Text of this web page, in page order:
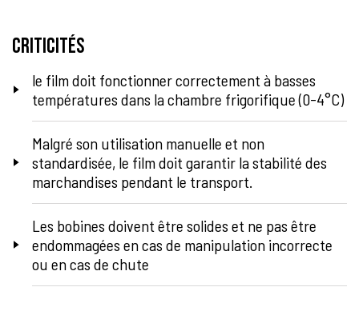
Criticités
le film doit fonctionner correctement à basses
températures dans la chambre frigorifique (0-4°C)
Malgré son utilisation manuelle et non
standardisée, le film doit garantir la stabilité des
marchandises pendant le transport.
Les bobines doivent être solides et ne pas être
endommagées en cas de manipulation incorrecte
ou en cas de chute